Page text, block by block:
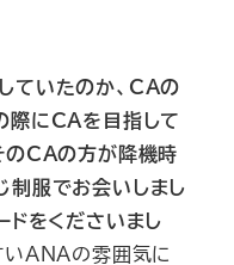
ていたのか、CAの
際にCAを目指して
のCAの方が降機時
制服でお会いしまし
ドをくださいまし
いANAの雰囲気に